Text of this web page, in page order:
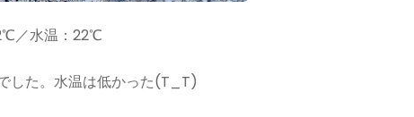
／水温：22℃
した。水温は低かった(T_T)